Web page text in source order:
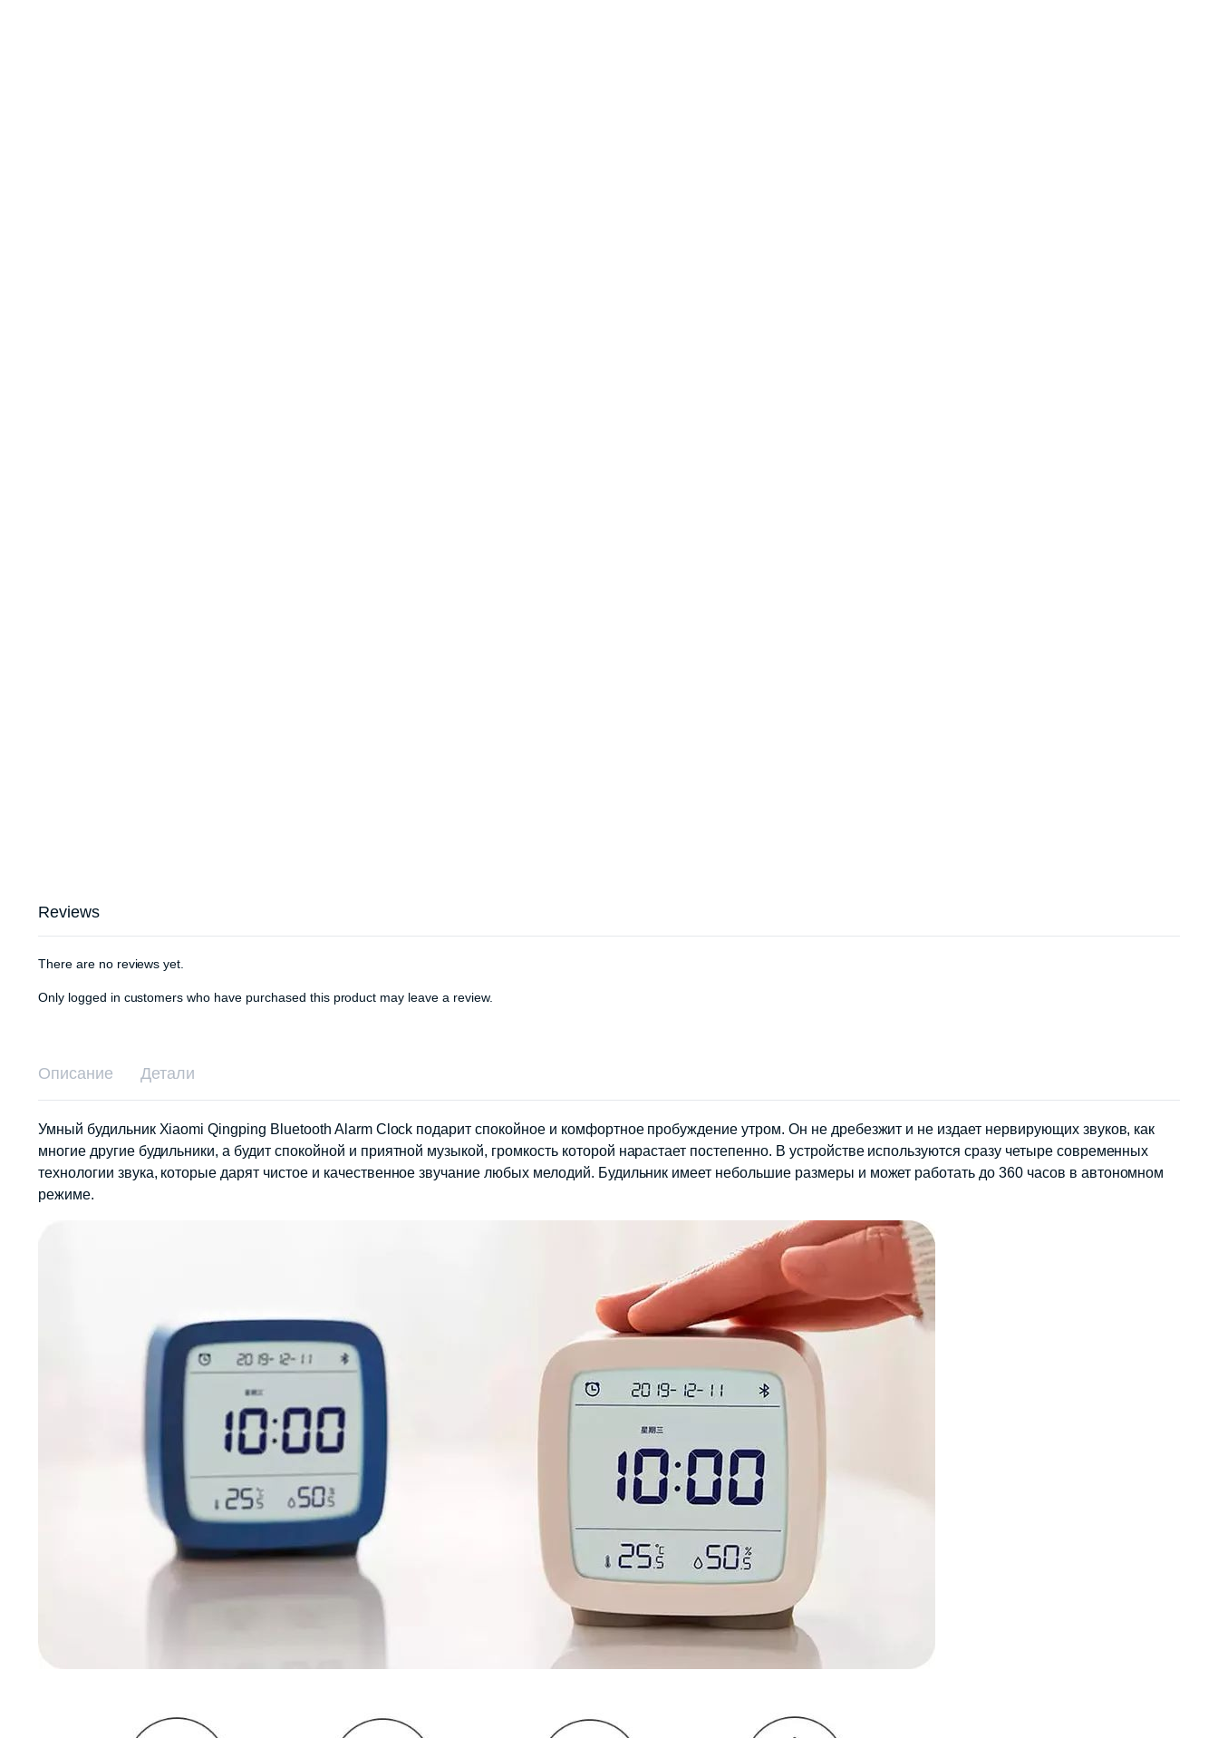
Reviews
There are no reviews yet.
Only logged in customers who have purchased this product may leave a review.
Описание Детали
Умный будильник Xiaomi Qingping Bluetooth Alarm Clock подарит спокойное и комфортное пробуждение утром. Он не дребезжит и не издает нервирующих звуков, как
многие другие будильники, а будит спокойной и приятной музыкой, громкость которой нарастает постепенно. В устройстве используются сразу четыре современных
технологии звука, которые дарят чистое и качественное звучание любых мелодий. Будильник имеет небольшие размеры и может работать до 360 часов в автономном
режиме.